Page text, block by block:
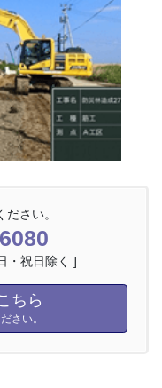
さい。
・祝日除く ]
ちら
さい。